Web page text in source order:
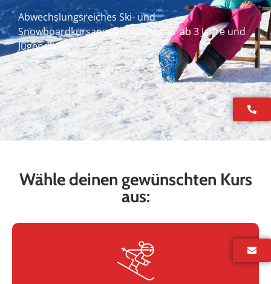
Abwechslungsreiches Ski- und
Snowboardkursangebot für Kinder ab 3 Jahre und
Jugendliche
Wähle deinen gewünschten Kurs
aus: